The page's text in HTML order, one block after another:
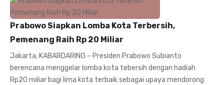
Prabowo Siapkan Lomba Kota Terbersih,
Pemenang Raih Rp 20 Miliar
Jakarta, KABARDARING – Presiden Prabowo Subianto
berencana menggelar lomba kota tebersih dengan hadiah
Rp20 miliar bagi lima kota terbaik sebagai upaya mendorong